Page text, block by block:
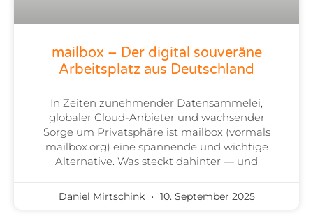
mailbox – Der digital souveräne
Arbeitsplatz aus Deutschland
In Zeiten zunehmender Datensammelei,
globaler Cloud-Anbieter und wachsender
Sorge um Privatsphäre ist mailbox (vormals
mailbox.org) eine spannende und wichtige
Alternative. Was steckt dahinter — und
Daniel Mirtschink 10. September 2025